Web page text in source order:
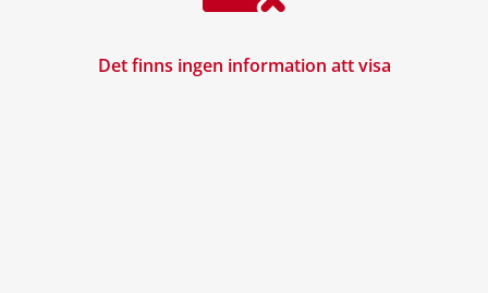
Det finns ingen information att visa